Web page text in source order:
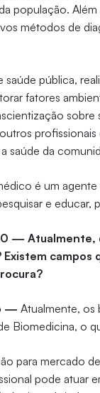
população.
métodos de
saúde pública,
fatores
saúde da
é um
e
— Atualmente,
campos
— Atualmente, os
Biomedicina, o
para mercado
pode atuar